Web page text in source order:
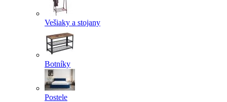
Vešiaky a stojany
Botníky
Postele